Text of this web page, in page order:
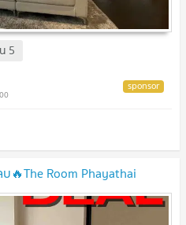
5
🔥The Room Phayathai